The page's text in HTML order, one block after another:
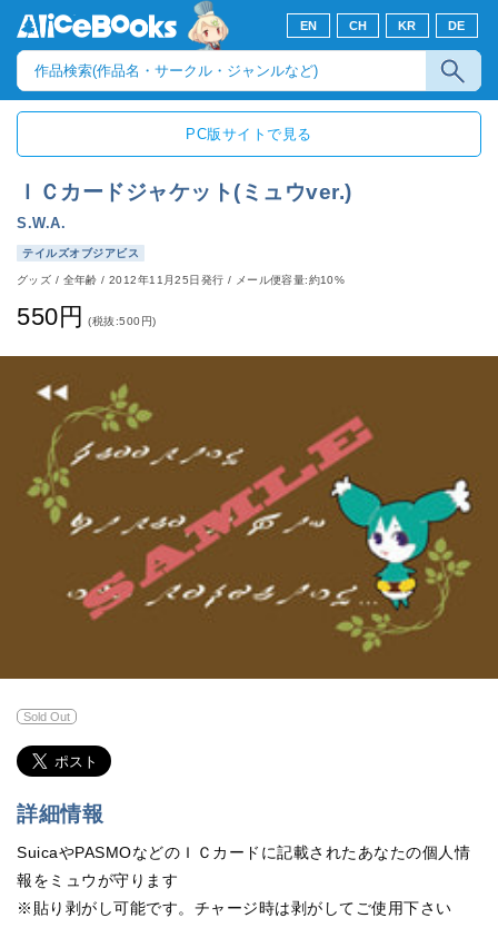
EN CH KR DE
PC版サイトで見る
ＩＣカードジャケット(ミュウver.)
S.W.A.
テイルズオブジアビス
グッズ / 全年齢/2012年11月25日発行 / メール便容量:約10%
550円 (税抜:500円)
Sold Out
詳細情報
SuicaやPASMOなどのＩＣカードに記載されたあなたの個人情
報をミュウが守ります
※貼り剥がし可能です。チャージ時は剥がしてご使用下さい